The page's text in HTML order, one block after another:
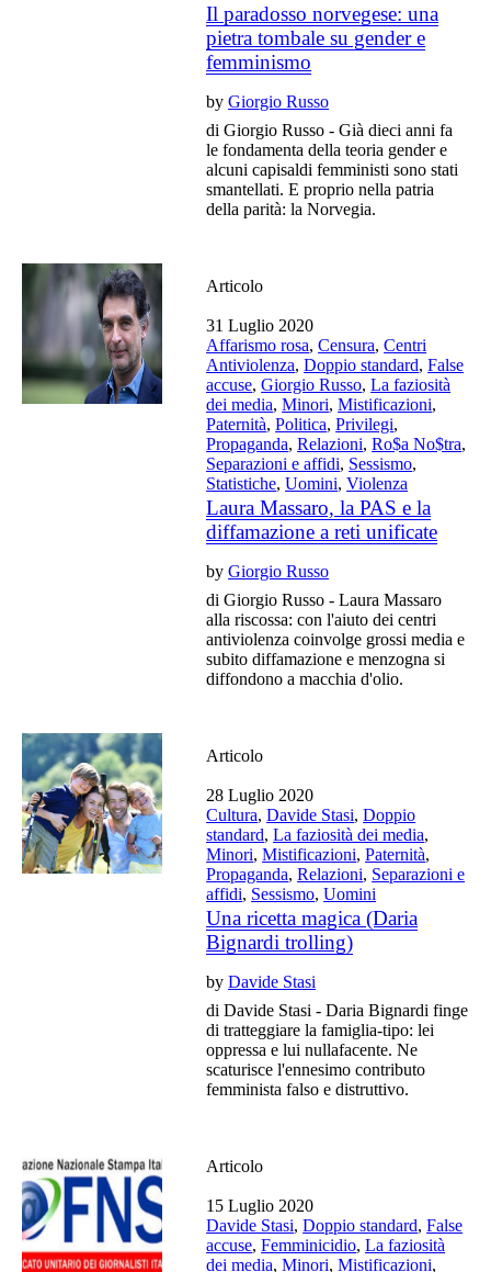
Il paradosso norvegese: una
pietra tombale su gender e
femminismo
byGiorgio Russo
di Giorgio Russo - Già dieci anni fa
le fondamenta della teoria gender e
alcuni capisaldi femministi sono stati
smantellati. E proprio nella patria
della parità: la Norvegia.
Articolo
31 Luglio 2020
Affarismo rosa,Censura,Centri
Antiviolenza,Doppio standard,False
accuse,Giorgio Russo,La faziosità
dei media,Minori,Mistificazioni,
Paternità,Politica,Privilegi,
Propaganda,Relazioni,Ro$a No$tra,
Separazioni e affidi, Sessismo,
Statistiche,Uomini,Violenza
Laura Massaro, la PAS e la
diffamazione a reti unificate
byGiorgio Russo
di Giorgio Russo - Laura Massaro
alla riscossa: con l'aiuto dei centri
antiviolenza coinvolge grossi media e
subito diffamazione e menzogna si
diffondono a macchia d'olio.
Articolo
28 Luglio 2020
Cultura,Davide Stasi,Doppio
standard,La faziosità dei media,
Minori,Mistificazioni,Paternità,
Propaganda,Relazioni, Separazioni e
affidi, Sessismo,Uomini
Una ricetta magica (Daria
Bignardi trolling)
byDavide Stasi
di Davide Stasi - Daria Bignardi finge
di tratteggiare la famiglia-tipo: lei
oppressa e lui nullafacente. Ne
scaturisce l'ennesimo contributo
femminista falso e distruttivo.
Articolo
15 Luglio 2020
Davide Stasi,Doppio standard,False
accuse,Femminicidio,La faziosità
dei media,Minori,Mistificazioni,